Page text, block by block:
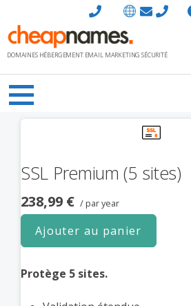
au
contenu
DOMAINES HÉBERGEMENT EMAIL MARKETING SÉCURITÉ
SSL Premium (5 sites)
238,99 € / par year
Ajouter au panier
Protège 5 sites.